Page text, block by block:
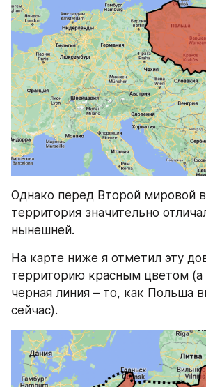
Однако перед Второй мировой
территория значительно
нынешней.
На карте ниже я отметил эту
территорию красным цветом (а
черная линия – то, как Польша
сейчас).